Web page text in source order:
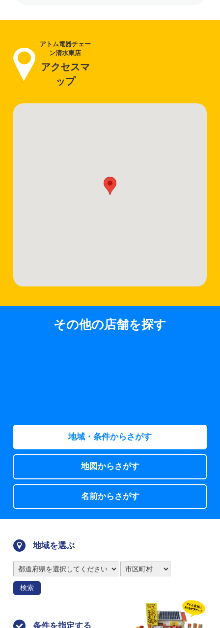
アトム電器チェー
ン清水東店
アクセスマ
ップ
その他の店舗を探す
地域・条件からさがす
地図からさがす
名前からさがす
地域を選ぶ
検索
条件を指定する